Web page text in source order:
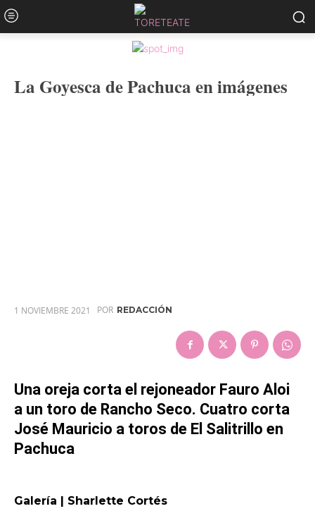
La Goyesca de Pachuca en imágenes
1 NOVIEMBRE 2021 POR REDACCIÓN
Una oreja corta el rejoneador Fauro Aloi
a un toro de Rancho Seco. Cuatro corta
José Mauricio a toros de El Salitrillo en
Pachuca
Galería | Sharlette Cortés